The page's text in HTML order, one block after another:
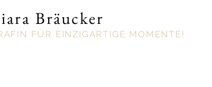
Bräucker
FÜR EINZIGARTIGE MOMENTE!